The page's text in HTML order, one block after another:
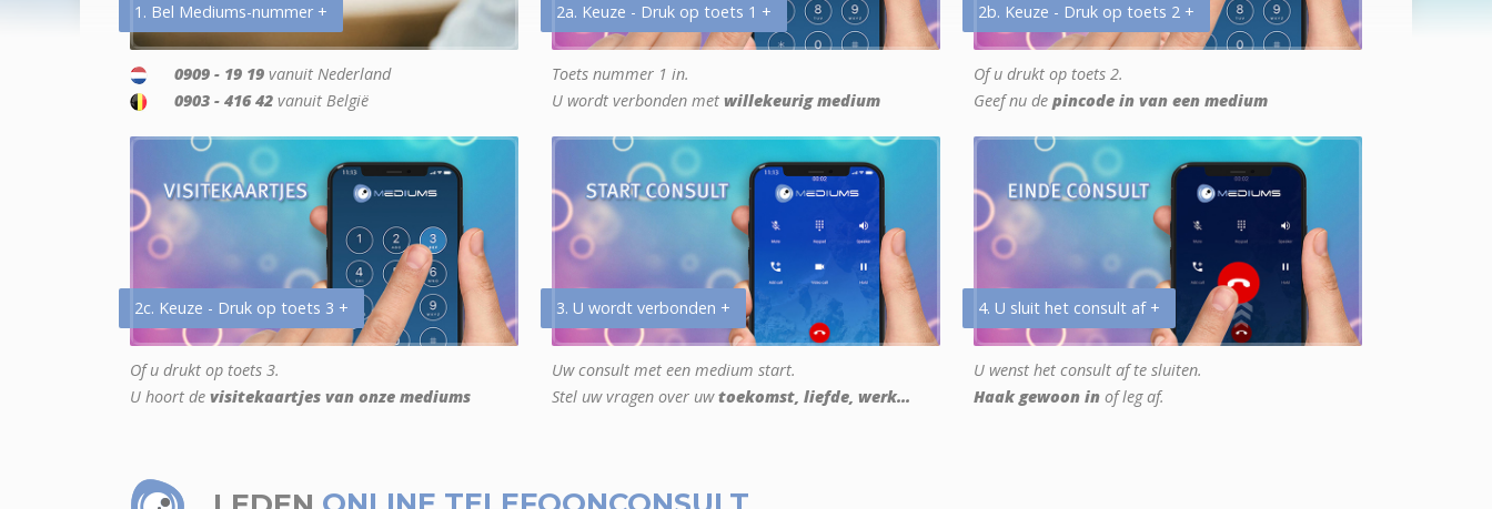
1. Bel Mediums-nummer +
0909 - 19 19 vanuit Nederland
0903 - 416 42 vanuit België
2a. Keuze - Druk op toets 1 +
Toets nummer 1 in.
U wordt verbonden met willekeurig medium
2b. Keuze - Druk op toets 2 +
Of u drukt op toets 2.
Geef nu de pincode in van een medium
2c. Keuze - Druk op toets 3 +
Of u drukt op toets 3.
U hoort de visitekaartjes van onze mediums
3. U wordt verbonden +
Uw consult met een medium start.
Stel uw vragen over uwtoekomst, liefde, werk...
4. U sluit het consult af +
U wenst het consult af te sluiten.
Haak gewoon in of leg af.